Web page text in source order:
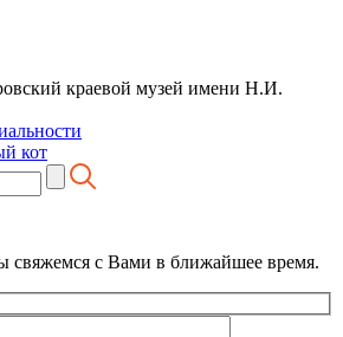
краевой музей имени Н.И.
кот
свяжемся с Вами в ближайшее время.